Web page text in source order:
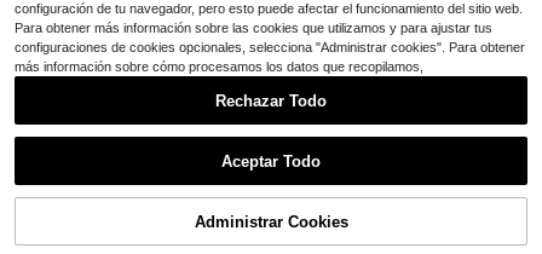
1
Volver al principio
configuración de tu navegador, pero esto puede afectar el funcionamiento del sitio web.
Para obtener más información sobre las cookies que utilizamos y para ajustar tus
configuraciones de cookies opcionales, selecciona "Administrar cookies". Para obtener
más información sobre cómo procesamos los datos que recopilamos,
Rechazar Todo
Aceptar Todo
Administrar Cookies